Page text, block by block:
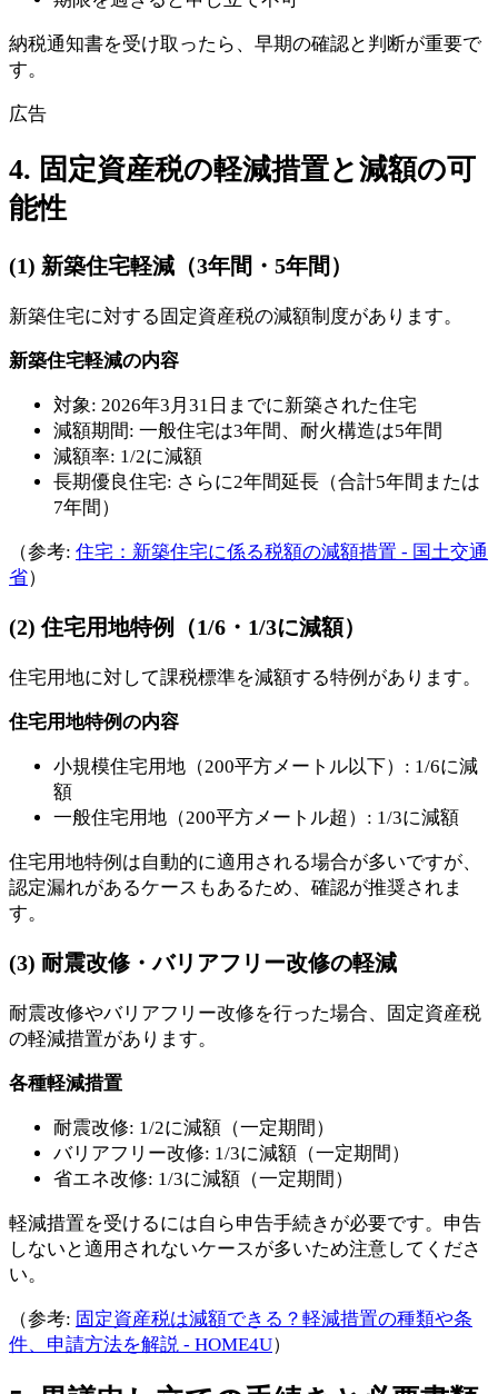
納税通知書を受け取ったら、早期の確認と判断が重要で
す。
広告
4. 固定資産税の軽減措置と減額の可
能性
(1) 新築住宅軽減（3年間・5年間）
新築住宅に対する固定資産税の減額制度があります。
新築住宅軽減の内容
対象: 2026年3月31日までに新築された住宅
減額期間: 一般住宅は3年間、耐火構造は5年間
減額率: 1/2に減額
長期優良住宅: さらに2年間延長（合計5年間または
7年間）
（参考: 住宅：新築住宅に係る税額の減額措置 - 国土交通
省）
(2) 住宅用地特例（1/6・1/3に減額）
住宅用地に対して課税標準を減額する特例があります。
住宅用地特例の内容
小規模住宅用地（200平方メートル以下）: 1/6に減
額
一般住宅用地（200平方メートル超）: 1/3に減額
住宅用地特例は自動的に適用される場合が多いですが、
認定漏れがあるケースもあるため、確認が推奨されま
す。
(3) 耐震改修・バリアフリー改修の軽減
耐震改修やバリアフリー改修を行った場合、固定資産税
の軽減措置があります。
各種軽減措置
耐震改修: 1/2に減額（一定期間）
バリアフリー改修: 1/3に減額（一定期間）
省エネ改修: 1/3に減額（一定期間）
軽減措置を受けるには自ら申告手続きが必要です。申告
しないと適用されないケースが多いため注意してくださ
い。
（参考: 固定資産税は減額できる？軽減措置の種類や条
件、申請方法を解説 - HOME4U）